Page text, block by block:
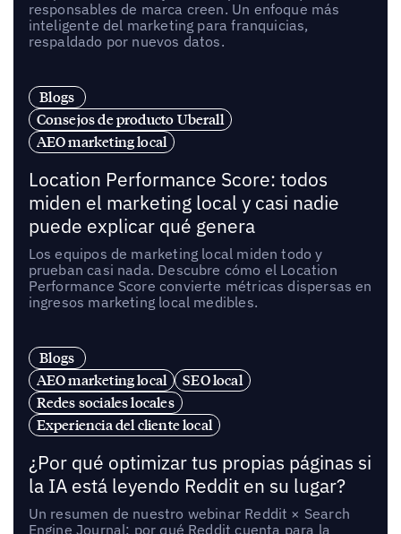
responsables de marca creen. Un enfoque más
inteligente del marketing para franquicias,
respaldado por nuevos datos.
Blogs
Consejos de producto Uberall
AEO marketing local
Location Performance Score: todos
miden el marketing local y casi nadie
puede explicar qué genera
Los equipos de marketing local miden todo y
prueban casi nada. Descubre cómo el Location
Performance Score convierte métricas dispersas en
ingresos marketing local medibles.
Blogs
AEO marketing local
SEO local
Redes sociales locales
Experiencia del cliente local
¿Por qué optimizar tus propias páginas si
la IA está leyendo Reddit en su lugar?
Un resumen de nuestro webinar Reddit × Search
Engine Journal: por qué Reddit cuenta para la